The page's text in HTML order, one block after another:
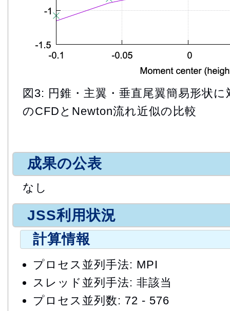
図3: 円錐・主翼・垂直尾翼簡易形状
のCFDとNewton流れ近似の比較
成果の公表
なし
JSS利用状況
計算情報
プロセス並列手法: MPI
スレッド並列手法: 非該当
プロセス並列数: 72 - 576